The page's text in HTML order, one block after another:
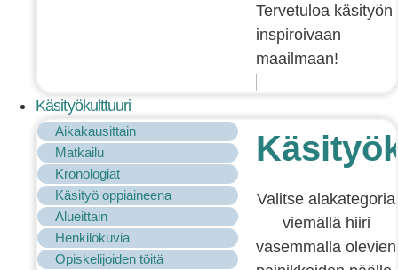
Tervetuloa käsityön
inspiroivaan
maailmaan!
Käsityökulttuuri
Aikakausittain
Matkailu
Kronologiat
Käsityö oppiaineena
Alueittain
Henkilökuvia
Opiskelijoiden töitä
Valitse alakategoria
viemällä hiiri
vasemmalla olevien